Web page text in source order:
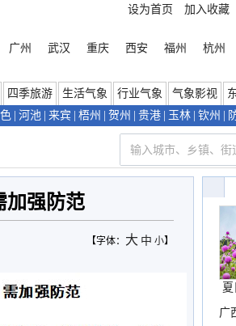
设为首页 加入收藏
广州 武汉 重庆 西安 福州 杭州
四季旅游 生活气象 行业气象 气象影视
河池 来宾 梧州 贺州 贵港 玉林 钦州
加强防范
【字体： 大 中 小】
广